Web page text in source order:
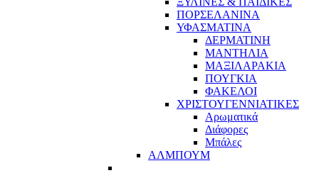
ΠΟΡΣΕΛΑΝΙΝΑ
ΥΦΑΣΜΑΤΙΝA
ΔΕΡΜΑΤΙΝΗ
ΜΑΝΤΗΛΙΑ
ΜΑΞΙΛΑΡΑΚΙΑ
ΠΟΥΓΚΙΑ
ΦΑΚΕΛΟΙ
ΧΡΙΣΤΟΥΓΕΝΝΙΑΤΙΚΕΣ
Αρωματικά
Διάφορες
Μπάλες
ΑΛΜΠΟΥΜ